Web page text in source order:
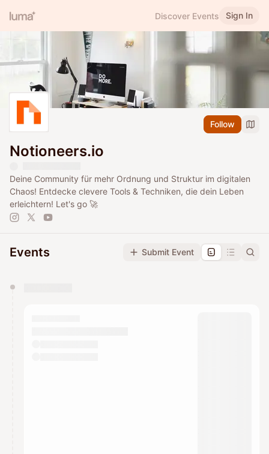
Discover Events Sign In
Follow
Notioneers.io
Deine Community für mehr Ordnung und Struktur im digitalen
Chaos! Entdecke clevere Tools & Techniken, die dein Leben
erleichtern! Let's go 🚀
Events Submit Event